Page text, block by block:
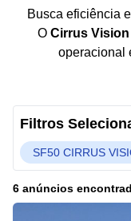
Busca eficiência
O Cirrus Vision
operacional
Filtros
SF50 CIRRUS
6 anúncios